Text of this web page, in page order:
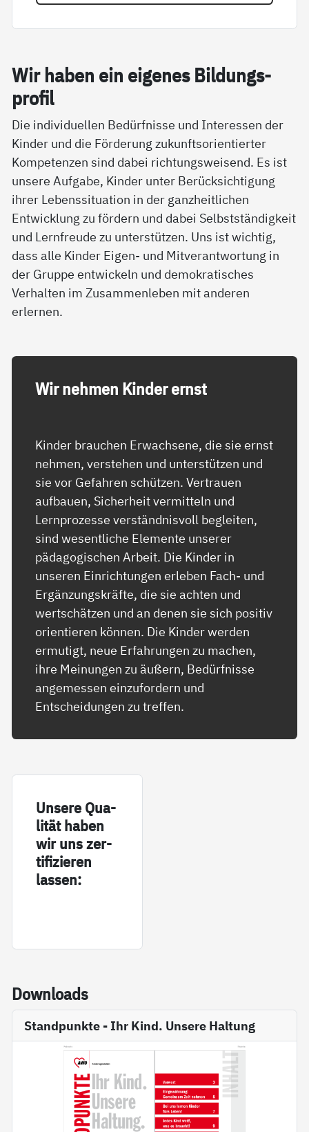
Wir ha­ben ein ei­ge­nes Bil­dung­s­
pro­fil
Die individuellen Bedürfnisse und Interessen der
Kinder und die Förderung zukunftsorientierter
Kompetenzen sind dabei richtungsweisend. Es ist
unsere Aufgabe, Kinder unter Berücksichtigung
ihrer Lebenssituation in der ganzheitlichen
Entwicklung zu fördern und dabei Selbstständigkeit
und Lernfreude zu unterstützen. Uns ist wichtig,
dass alle Kinder Eigen- und Mitverantwortung in
der Gruppe entwickeln und demokratisches
Verhalten im Zusammenleben mit anderen
erlernen.
Wir neh­men Kin­der ernst
Kinder brauchen Erwachsene, die sie ernst
nehmen, verstehen und unterstützen und
sie vor Gefahren schützen. Vertrauen
aufbauen, Sicherheit vermitteln und
Lernprozesse verständnisvoll begleiten,
sind wesentliche Elemente unserer
pädagogischen Arbeit. Die Kinder in
unseren Einrichtungen erleben Fach- und
Ergänzungskräfte, die sie achten und
wertschätzen und an denen sie sich positiv
orientieren können. Die Kinder werden
ermutigt, neue Erfahrungen zu machen,
ihre Meinungen zu äußern, Bedürfnisse
angemessen einzufordern und
Entscheidungen zu treffen.
Un­se­re Qua­
li­tät ha­ben
wir uns zer­
ti­fi­zie­ren
las­sen:
Down­loads
Standpunkte - Ihr Kind. Unsere Haltung